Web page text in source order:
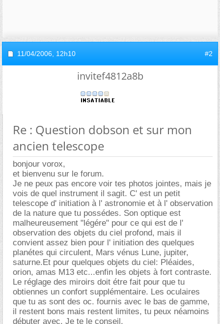
11/04/2006, 12h10 #2
invitef4812a8b
Re : Question dobson et sur mon
ancien telescope
bonjour vorox,
et bienvenu sur le forum.
Je ne peux pas encore voir tes photos jointes, mais je
vois de quel instrument il sagit. C' est un petit
telescope d' initiation à l' astronomie et à l' observation
de la nature que tu possédes. Son optique est
malheureusement "légére" pour ce qui est de l'
observation des objets du ciel profond, mais il
convient assez bien pour l' initiation des quelques
planétes qui circulent, Mars vénus Lune, jupiter,
saturne.Et pour quelques objets du ciel: Pléaides,
orion, amas M13 etc...enfin les objets à fort contraste.
Le réglage des miroirs doit étre fait pour que tu
obtiennes un confort supplémentaire. Les oculaires
que tu as sont des oc. fournis avec le bas de gamme,
il restent bons mais restent limites, tu peux néamoins
débuter avec. Je te le conseil.